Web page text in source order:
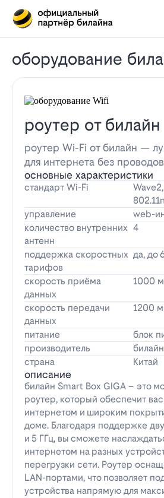
оборудование
роутер от билайн
роутер Wi-Fi от билайн —
для интернета без проводов
основные характеристики
стандарт Wi-Fi
управление
web-
количество внутренних
антенн
4
поддержка скоростных
тарифов
да, до
скорость приёма
данных
1000
скорость передачи
данных
1200
питание
блок
производитель
билайн
страна
Китай
описание
билайн Smart Box GIGA – это
роутер, который обеспечит
интернетом и широким
доме. Благодаря поддержке
и 5 ГГц, вы сможете
интернетом на разных
перегрузки сети. Роутер
LAN-портами, что позволяет
устройства напрямую для